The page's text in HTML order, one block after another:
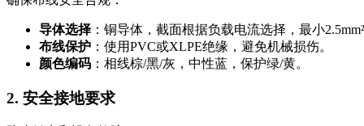
导体选择 ：铜导体，截面根据负载电流选择，最小2.5mm²
布线保护 ：使用PVC或XLPE绝缘，避免机械损伤。
颜色编码 ：相线棕/黑/灰，中性蓝，保护绿/黄。
2. 安全接地要求